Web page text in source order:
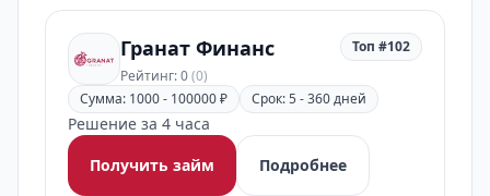
Гранат Финанс
Рейтинг: 0(0)
Топ #102
Сумма: 1000 - 100000 ₽ Срок: 5 - 360 дней
Решение за 4 часа
Получить займ
Подробнее